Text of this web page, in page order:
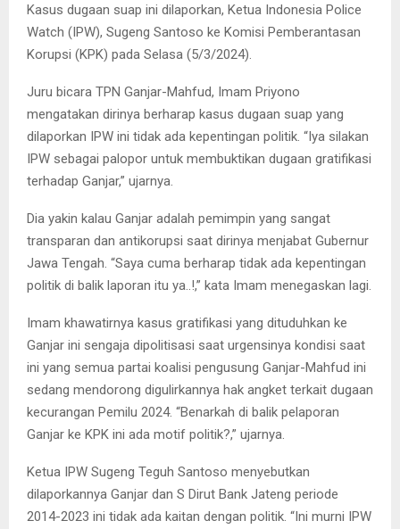
Kasus dugaan suap ini dilaporkan, Ketua Indonesia Police
Watch (IPW), Sugeng Santoso ke Komisi Pemberantasan
Korupsi (KPK) pada Selasa (5/3/2024).
Juru bicara TPN Ganjar-Mahfud, Imam Priyono
mengatakan dirinya berharap kasus dugaan suap yang
dilaporkan IPW ini tidak ada kepentingan politik. “Iya silakan
IPW sebagai palopor untuk membuktikan dugaan gratifikasi
terhadap Ganjar,” ujarnya.
Dia yakin kalau Ganjar adalah pemimpin yang sangat
transparan dan antikorupsi saat dirinya menjabat Gubernur
Jawa Tengah. “Saya cuma berharap tidak ada kepentingan
politik di balik laporan itu ya..!,” kata Imam menegaskan lagi.
Imam khawatirnya kasus gratifikasi yang dituduhkan ke
Ganjar ini sengaja dipolitisasi saat urgensinya kondisi saat
ini yang semua partai koalisi pengusung Ganjar-Mahfud ini
sedang mendorong digulirkannya hak angket terkait dugaan
kecurangan Pemilu 2024. “Benarkah di balik pelaporan
Ganjar ke KPK ini ada motif politik?,” ujarnya.
Ketua IPW Sugeng Teguh Santoso menyebutkan
dilaporkannya Ganjar dan S Dirut Bank Jateng periode
2014-2023 ini tidak ada kaitan dengan politik. “Ini murni IPW